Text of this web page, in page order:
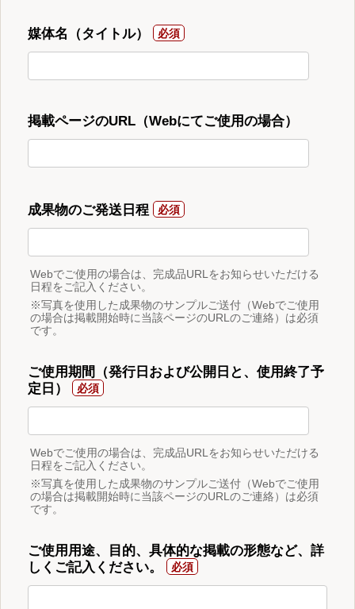
媒体名（タイトル）
掲載ページのURL（Webにてご使用の場合）
成果物のご発送日程
Webでご使用の場合は、完成品URLをお知らせいただける
日程をご記入ください。
※写真を使用した成果物のサンプルご送付（Webでご使用
の場合は掲載開始時に当該ページのURLのご連絡）は必須
です。
ご使用期間（発行日および公開日と、使用終了予
定日）
Webでご使用の場合は、完成品URLをお知らせいただける
日程をご記入ください。
※写真を使用した成果物のサンプルご送付（Webでご使用
の場合は掲載開始時に当該ページのURLのご連絡）は必須
です。
ご使用用途、目的、具体的な掲載の形態など、詳
しくご記入ください。